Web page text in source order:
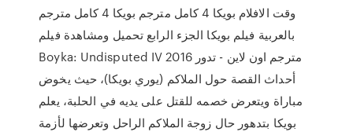
وقت الافلام بويكا 4 كامل مترجم بويكا 4 كامل مترجم
بالعربية فيلم بويكا الجزء الرابع تحميل ومشاهدة فيلم
Boyka: Undisputed IV 2016 مترجم اون لاين - تدور
أحداث القصة حول الملاكم (يوري بويكا)، حيث يخوض
مباراة ويتعرض خصمه للقتل على يديه في الحلبة، يعلم
بويكا بتدهور حال زوجة الملاكم الراحل وتعرضها لأزمة